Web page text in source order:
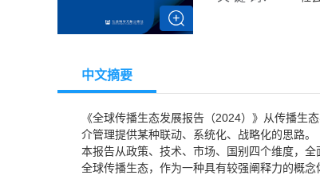
中文摘要
《全球传播生态发展报告（2024）》从传播生
介管理提供某种联动、系统化、战略化的思路。
本报告从政策、技术、市场、国别四个维度，
全球传播生态，作为一种具有较强阐释力的概